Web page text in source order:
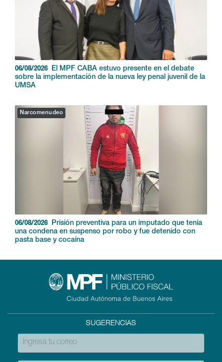
06/08/2026
El MPF CABA estuvo presente en el debate
sobre la implementación de la nueva ley penal juvenil de la
UMSA
Narcomenudeo
06/08/2026
Prisión preventiva para un imputado que tenía
una condena en suspenso por robo y fue detenido con
pasta base y cocaína
SUGERENCIAS